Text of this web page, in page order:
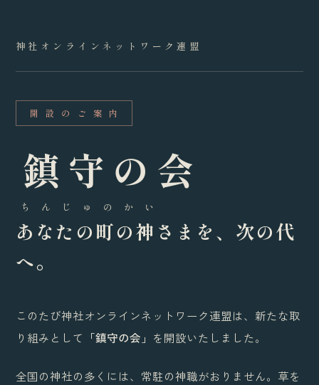
神社オンラインネットワーク連盟
開 設 の ご 案 内
鎮守の会
ち ん じ ゅ の か い
あなたの町の神さまを、次の代
へ。
このたび神社オンラインネットワーク連盟は、新たな取
り組みとして 「鎮守の会」 を開設いたしました。
全国の神社の多くには、常駐の神職がおりません。草を